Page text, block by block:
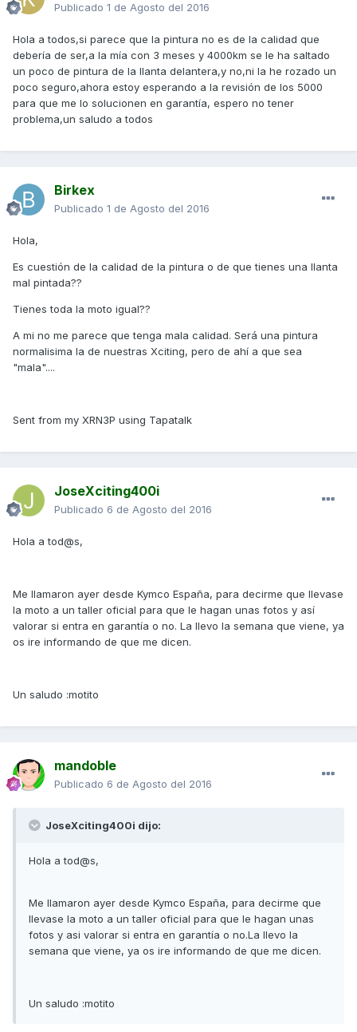
Publicado 1 de Agosto del 2016
Hola a todos,si parece que la pintura no es de la calidad que
debería de ser,a la mía con 3 meses y 4000km se le ha saltado
un poco de pintura de la llanta delantera,y no,ni la he rozado un
poco seguro,ahora estoy esperando a la revisión de los 5000
para que me lo solucionen en garantía, espero no tener
problema,un saludo a todos
Birkex
Publicado 1 de Agosto del 2016
Hola,
Es cuestión de la calidad de la pintura o de que tienes una llanta
mal pintada??
Tienes toda la moto igual??
A mi no me parece que tenga mala calidad. Será una pintura
normalisima la de nuestras Xciting, pero de ahí a que sea
"mala"....
Sent from my XRN3P using Tapatalk
JoseXciting400i
Publicado 6 de Agosto del 2016
Hola a tod@s,
Me llamaron ayer desde Kymco España, para decirme que llevase
la moto a un taller oficial para que le hagan unas fotos y así
valorar si entra en garantía o no. La llevo la semana que viene, ya
os ire informando de que me dicen.
Un saludo :motito
mandoble
Publicado 6 de Agosto del 2016
JoseXciting400i dijo:
Hola a tod@s,
Me llamaron ayer desde Kymco España, para decirme que
llevase la moto a un taller oficial para que le hagan unas
fotos y asi valorar si entra en garantía o no.La llevo la
semana que viene, ya os ire informando de que me dicen.
Un saludo :motito